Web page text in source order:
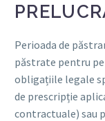
Perioada de
păstrate pentru
obligațiile legale
de prescripție
contractuale) sau